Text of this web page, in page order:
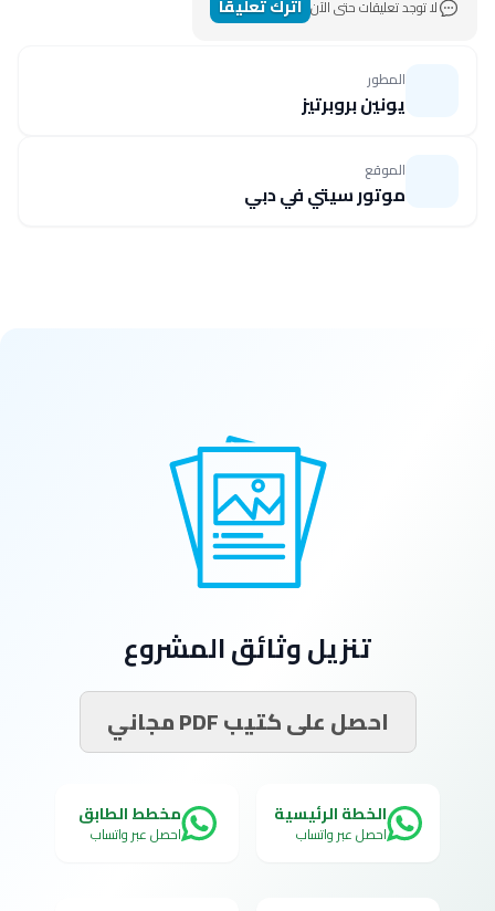
لا توجد تعليقات حتى الآن اترك تعليقًا
المطور
يونين بروبرتيز
الموقع
موتور سيتي في دبي
تنزيل وثائق المشروع
احصل على كتيب PDF مجاني
الخطة الرئيسية
احصل عبر واتساب
مخطط الطابق
احصل عبر واتساب